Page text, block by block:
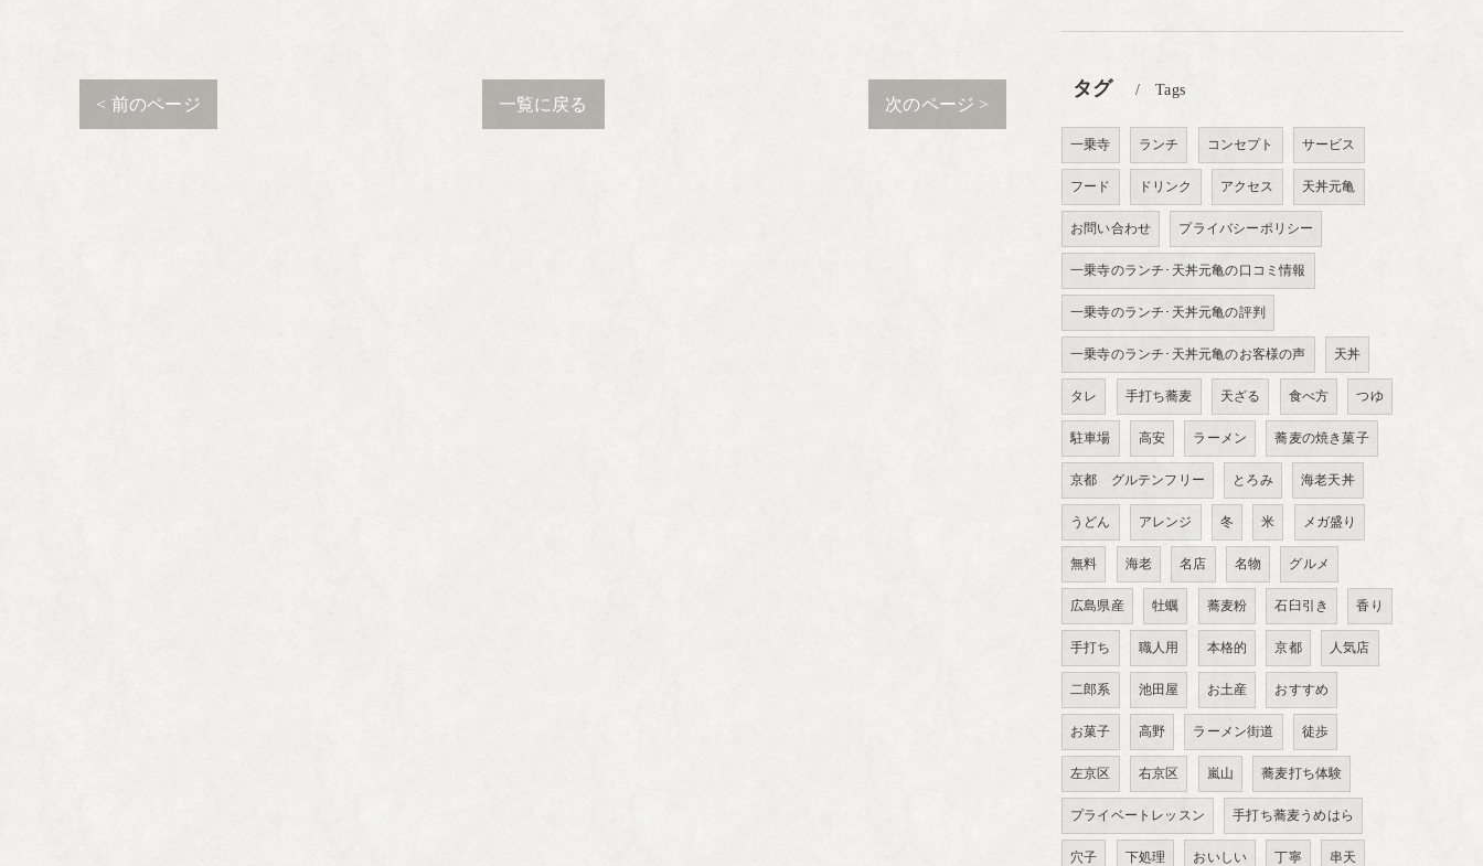
< 前のページ 一覧に戻る 次のページ >
タグ Tags
一乗寺 ランチ コンセプト サービス
フード ドリンク アクセス 天丼元亀
お問い合わせ プライバシーポリシー
一乗寺のランチ･天丼元亀の口コミ情報
一乗寺のランチ･天丼元亀の評判
一乗寺のランチ･天丼元亀のお客様の声 天丼
タレ 手打ち蕎麦 天ざる 食べ方 つゆ
駐車場 高安 ラーメン 蕎麦の焼き菓子
京都 グルテンフリー とろみ 海老天丼
うどん アレンジ 冬 米 メガ盛り
無料 海老 名店 名物 グルメ
広島県産 牡蠣 蕎麦粉 石臼引き 香り
手打ち 職人用 本格的 京都 人気店
二郎系 池田屋 お土産 おすすめ
お菓子 高野 ラーメン街道 徒歩
左京区 右京区 嵐山 蕎麦打ち体験
プライベートレッスン 手打ち蕎麦うめはら
穴子 下処理 おいしい 丁寧 串天